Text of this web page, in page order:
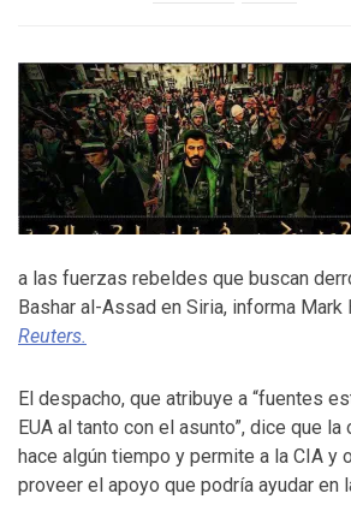
a las fuerzas rebeldes que buscan
Bashar al-Assad en Siria, informa
Reuters.
El despacho, que atribuye a “fuentes
EUA al tanto con el asunto”, dice que
hace algún tiempo y permite a la CIA y
proveer el apoyo que podría ayudar en